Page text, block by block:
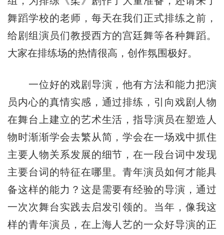
舞蹈学校的老师，每天在我们正式排练之前，
给剧组演员们教授西方的宫廷舞等各种舞蹈。
大家在排练场的热情很高，创作氛围极好。
一位好的戏剧导演，他有方法和能力把演
员内心的真情实感，通过排练，引向戏剧人物
在舞台上建立的艺术生活，指导演员在塑造人
物时渐渐学会去繁从简，学会在一场戏中抓住
主要人物关系发展的细节，在一段台词中发现
主要台词的特征在哪里。青年演员如何才能具
备这样的能力？这是需要有经验的导演，通过
一次次舞台实践去启发引领的。当年，像我这
样的青年演员，在上海人艺的一众好导演的正